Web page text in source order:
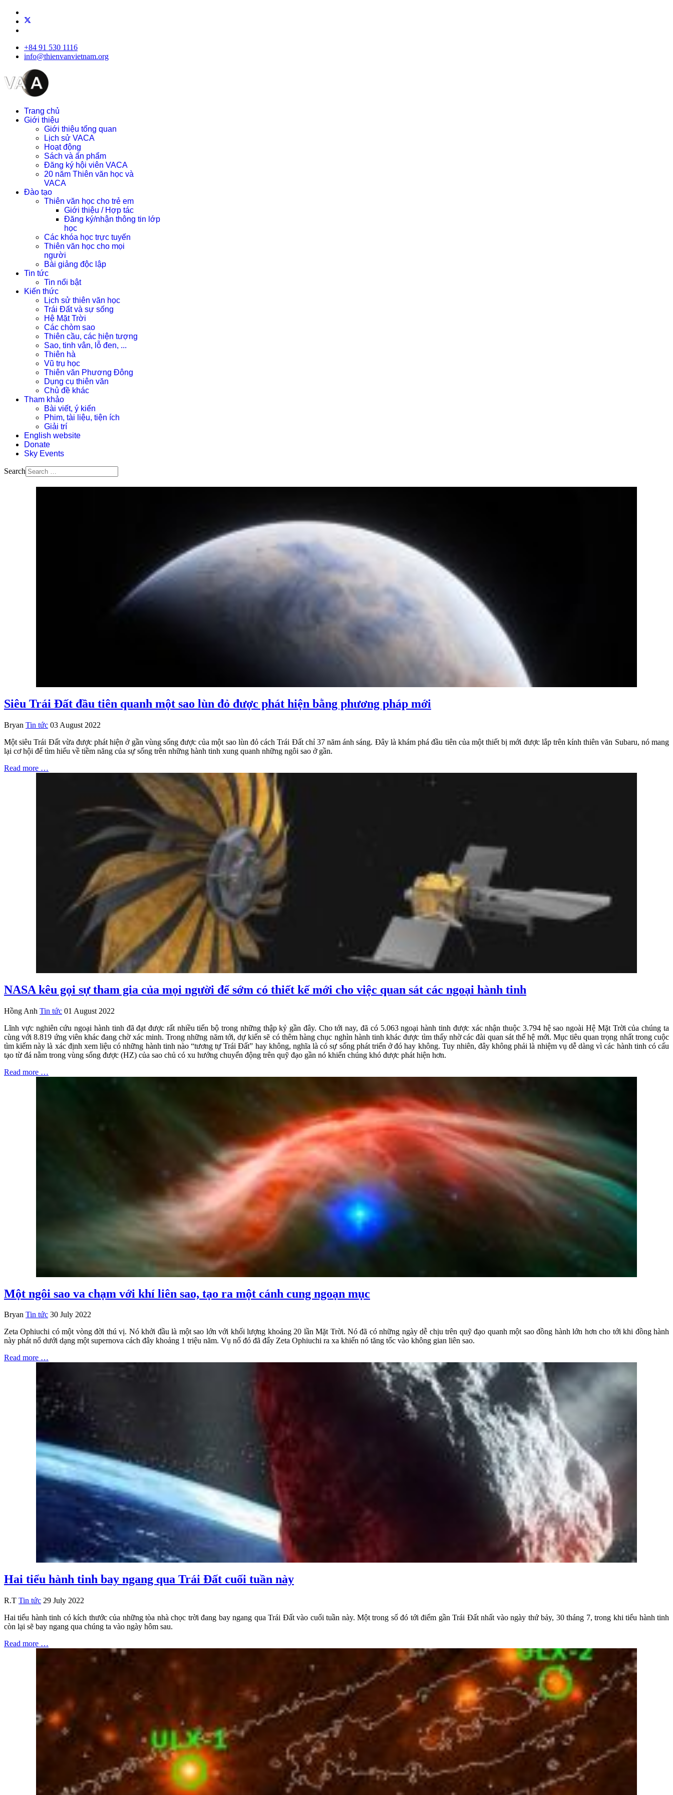
+84 91 530 1116
info@thienvanvietnam.org
Trang chủ
Giới thiệu
Giới thiệu tổng quan
Lịch sử VACA
Hoạt động
Sách và ấn phẩm
Đăng ký hội viên VACA
20 năm Thiên văn học và
VACA
Đào tạo
Thiên văn học cho trẻ em
Giới thiệu / Hợp tác
Đăng ký/nhận thông tin lớp
học
Các khóa học trực tuyến
Thiên văn học cho mọi
người
Bài giảng độc lập
Tin tức
Tin nổi bật
Kiến thức
Lịch sử thiên văn học
Trái Đất và sự sống
Hệ Mặt Trời
Các chòm sao
Thiên cầu, các hiện tượng
Sao, tinh vân, lỗ đen, ...
Thiên hà
Vũ trụ học
Thiên văn Phương Đông
Dụng cụ thiên văn
Chủ đề khác
Tham khảo
Bài viết, ý kiến
Phim, tài liệu, tiện ích
Giải trí
English website
Donate
Sky Events
Search
Siêu Trái Đất đầu tiên quanh một sao lùn đỏ được phát hiện bằng phương pháp mới
Bryan Tin tức 03 August 2022
Một siêu Trái Đất vừa được phát hiện ở gần vùng sống được của một sao lùn đỏ cách Trái Đất chỉ 37 năm ánh sáng. Đây là khám phá đầu tiên của một thiết bị mới được lắp trên kính thiên văn Subaru, nó mang
lại cơ hội để tìm hiểu về tiềm năng của sự sống trên những hành tinh xung quanh những ngôi sao ở gần.
Read more …
NASA kêu gọi sự tham gia của mọi người để sớm có thiết kế mới cho việc quan sát các ngoại hành tinh
Hồng Anh Tin tức 01 August 2022
Lĩnh vực nghiên cứu ngoại hành tinh đã đạt được rất nhiều tiến bộ trong những thập kỷ gần đây. Cho tới nay, đã có 5.063 ngoại hành tinh được xác nhận thuộc 3.794 hệ sao ngoài Hệ Mặt Trời của chúng ta
cùng với 8.819 ứng viên khác đang chờ xác minh. Trong những năm tới, dự kiến sẽ có thêm hàng chục nghìn hành tinh khác được tìm thấy nhờ các đài quan sát thế hệ mới. Mục tiêu quan trọng nhất trong cuộc
tìm kiếm này là xác định xem liệu có những hành tinh nào “tương tự Trái Đất” hay không, nghĩa là có sự sống phát triển ở đó hay không. Tuy nhiên, đây không phải là nhiệm vụ dễ dàng vì các hành tinh có cấu
tạo từ đá nằm trong vùng sống được (HZ) của sao chủ có xu hướng chuyển động trên quỹ đạo gần nó khiến chúng khó được phát hiện hơn.
Read more …
Một ngôi sao va chạm với khí liên sao, tạo ra một cánh cung ngoạn mục
Bryan Tin tức 30 July 2022
Zeta Ophiuchi có một vòng đời thú vị. Nó khởi đầu là một sao lớn với khối lượng khoảng 20 lần Mặt Trời. Nó đã có những ngày dễ chịu trên quỹ đạo quanh một sao đồng hành lớn hơn cho tới khi đồng hành
này phát nổ dưới dạng một supernova cách đây khoảng 1 triệu năm. Vụ nổ đó đã đẩy Zeta Ophiuchi ra xa khiến nó tăng tốc vào không gian liên sao.
Read more …
Hai tiểu hành tinh bay ngang qua Trái Đất cuối tuần này
R.T Tin tức 29 July 2022
Hai tiểu hành tinh có kích thước của những tòa nhà chọc trời đang bay ngang qua Trái Đất vào cuối tuần này. Một trong số đó tới điểm gần Trái Đất nhất vào ngày thứ bảy, 30 tháng 7, trong khi tiểu hành tinh
còn lại sẽ bay ngang qua chúng ta vào ngày hôm sau.
Read more …